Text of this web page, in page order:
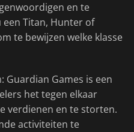
en te
Titan, Hunter of
te bewijzen welke klasse
Guardian Games is een
het tegen elkaar
verdienen en te storten.
activiteiten te